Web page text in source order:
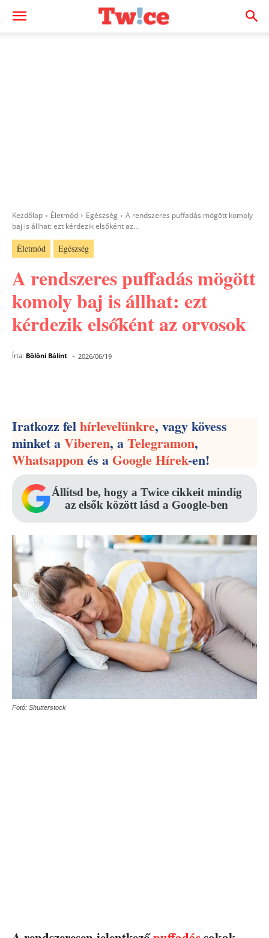
Kezdőlap Életmód Egészség
A rendszeres puffadás mögött komoly
baj is állhat: ezt kérdezik elsőként az...
Életmód Egészség
A rendszeres puffadás mögött
komoly baj is állhat: ezt
kérdezik elsőként az orvosok
Írta: Bölöni Bálint - 2026/06/19
Iratkozz felhírlevelünkre, vagy kövess
minket aViberen, aTelegramon,
Whatsapponés aGoogle Hírek-en!
Állítsd be, hogy a Twice cikkeit mindig
az elsők között lásd a Google-ben
Fotó: Shutterstock